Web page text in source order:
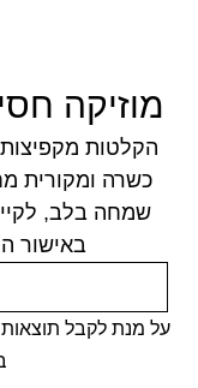
מוזיקה
הקלטות מקפיצות
כשרה ומקורית
שמחה בלב,
באישור
על מנת לקבל תוצאות